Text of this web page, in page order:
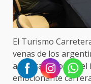
El Turismo
venas de los
adentraremos en el
emocionante